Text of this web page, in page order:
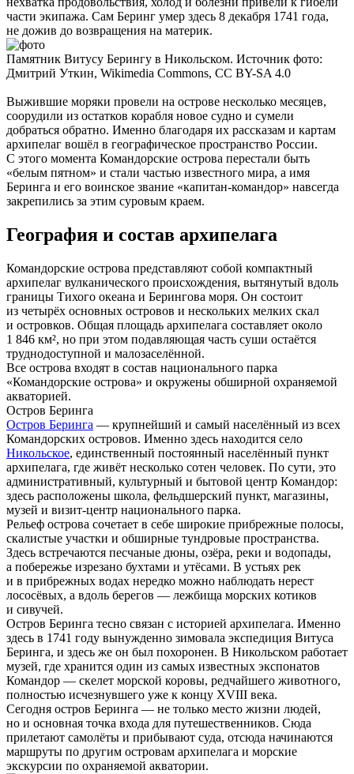
части экипажа. Сам Беринг умер здесь 8 декабря 1741 года,
не дожив до возвращения на материк.
Памятник Витусу Берингу в Никольском. Источник фото:
Дмитрий Уткин, Wikimedia Сommons, CC BY-SA 4.0
Выжившие моряки провели на острове несколько месяцев,
соорудили из остатков корабля новое судно и сумели
добраться обратно. Именно благодаря их рассказам и картам
архипелаг вошёл в географическое пространство России.
С этого момента Командорские острова перестали быть
«белым пятном» и стали частью известного мира, а имя
Беринга и его воинское звание «капитан-командор» навсегда
закрепились за этим суровым краем.
География и состав архипелага
Командорские острова представляют собой компактный
архипелаг вулканического происхождения, вытянутый вдоль
границы Тихого океана и Берингова моря. Он состоит
из четырёх основных островов и нескольких мелких скал
и островков. Общая площадь архипелага составляет около
1 846 км², но при этом подавляющая часть суши остаётся
труднодоступной и малозаселённой.
Все острова входят в состав национального парка
«Командорские острова» и окружены обширной охраняемой
акваторией.
Остров Беринга
Остров Беринга — крупнейший и самый населённый из всех
Командорских островов. Именно здесь находится село
Никольское, единственный постоянный населённый пункт
архипелага, где живёт несколько сотен человек. По сути, это
административный, культурный и бытовой центр Командор:
здесь расположены школа, фельдшерский пункт, магазины,
музей и визит-центр национального парка.
Рельеф острова сочетает в себе широкие прибрежные полосы,
скалистые участки и обширные тундровые пространства.
Здесь встречаются песчаные дюны, озёра, реки и водопады,
а побережье изрезано бухтами и утёсами. В устьях рек
и в прибрежных водах нередко можно наблюдать нерест
лососёвых, а вдоль берегов — лежбища морских котиков
и сивучей.
Остров Беринга тесно связан с историей архипелага. Именно
здесь в 1741 году вынужденно зимовала экспедиция Витуса
Беринга, и здесь же он был похоронен. В Никольском работает
музей, где хранится один из самых известных экспонатов
Командор — скелет морской коровы, редчайшего животного,
полностью исчезнувшего уже к концу XVIII века.
Сегодня остров Беринга — не только место жизни людей,
но и основная точка входа для путешественников. Сюда
прилетают самолёты и прибывают суда, отсюда начинаются
маршруты по другим островам архипелага и морские
экскурсии по охраняемой акватории.